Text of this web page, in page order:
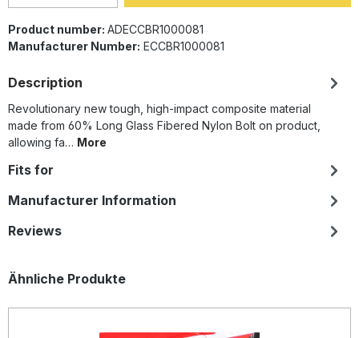
Product number: ADECCBR1000081
Manufacturer Number: ECCBR1000081
Description
Revolutionary new tough, high-impact composite material
made from 60% Long Glass Fibered Nylon Bolt on product,
allowing fa… More
Fits for
Manufacturer Information
Reviews
Skip product gallery
Ähnliche Produkte